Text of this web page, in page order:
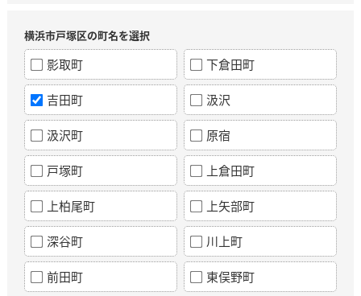
横浜市戸塚区の町名を選択
影取町 下倉田町
吉田町 汲沢
汲沢町 原宿
戸塚町 上倉田町
上柏尾町 上矢部町
深谷町 川上町
前田町 東俣野町